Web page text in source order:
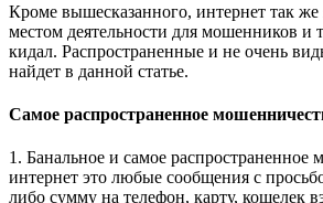
Кроме вышесказанного, интернет так
местом деятельности для мошенников и
кидал. Распространенные и не очень
найдет в данной статье.
Самое распространенное
1. Банальное и самое распространенное
интернет это любые сообщения с
либо сумму на телефон, карту, кошелек